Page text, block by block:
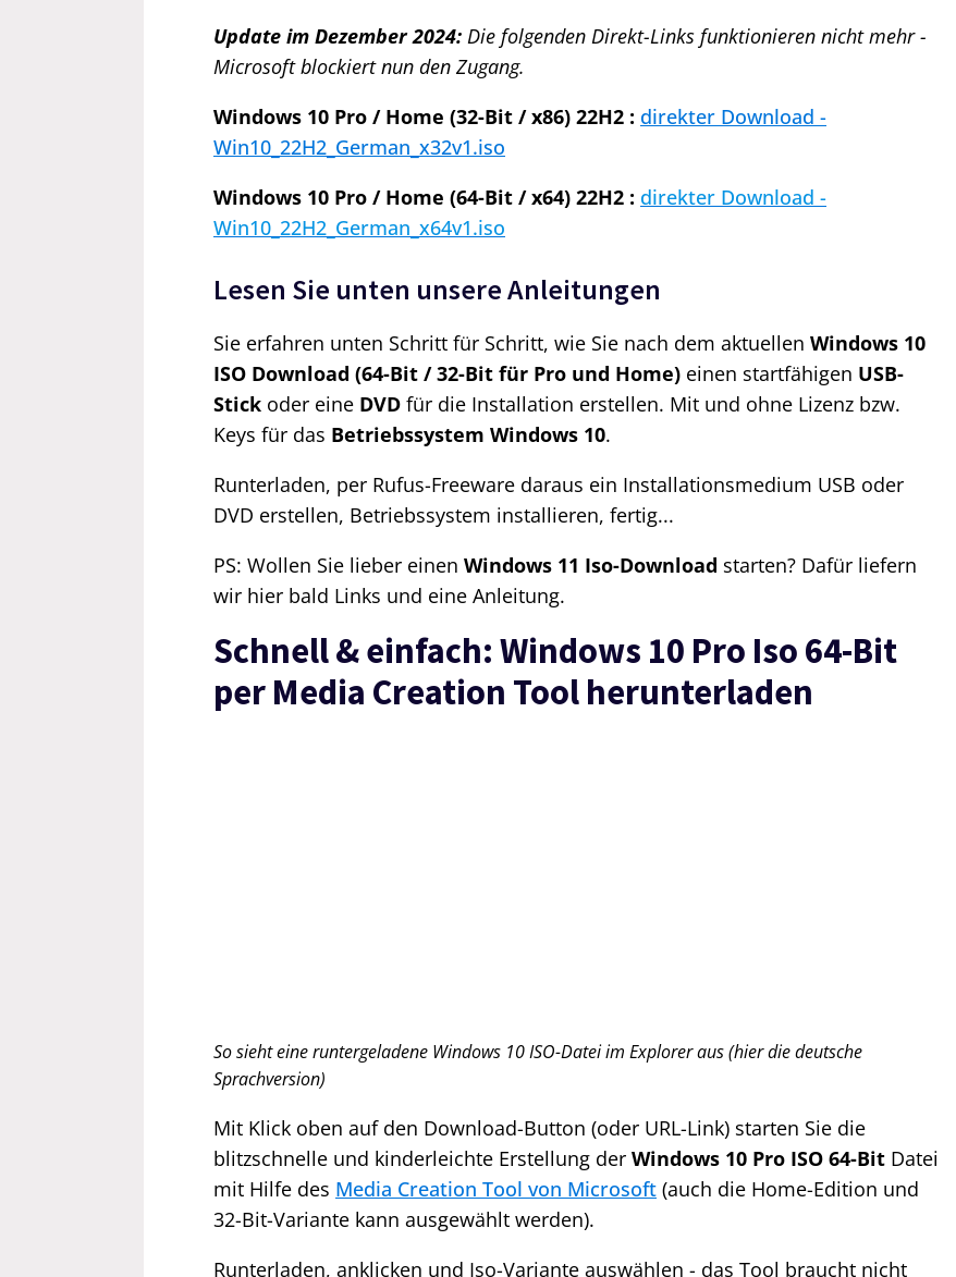
Update im Dezember 2024: Die folgenden Direkt-Links funktionieren nicht mehr -
Microsoft blockiert nun den Zugang.
Windows 10 Pro / Home (32-Bit / x86) 22H2 : direkter Download -
Win10_22H2_German_x32v1.iso
Windows 10 Pro / Home (64-Bit / x64) 22H2 : direkter Download -
Win10_22H2_German_x64v1.iso
Lesen Sie unten unsere Anleitungen
Sie erfahren unten Schritt für Schritt, wie Sie nach dem aktuellen Windows 10
ISO Download (64-Bit / 32-Bit für Pro und Home) einen startfähigen USB-
Stick oder eine DVD für die Installation erstellen. Mit und ohne Lizenz bzw.
Keys für das Betriebssystem Windows 10.
Runterladen, per Rufus-Freeware daraus ein Installationsmedium USB oder
DVD erstellen, Betriebssystem installieren, fertig...
PS: Wollen Sie lieber einen Windows 11 Iso-Download starten? Dafür liefern
wir hier bald Links und eine Anleitung.
Schnell & einfach: Windows 10 Pro Iso 64-Bit
per Media Creation Tool herunterladen
So sieht eine runtergeladene Windows 10 ISO-Datei im Explorer aus (hier die deutsche
Sprachversion)
Mit Klick oben auf den Download-Button (oder URL-Link) starten Sie die
blitzschnelle und kinderleichte Erstellung der Windows 10 Pro ISO 64-Bit Datei
mit Hilfe des Media Creation Tool von Microsoft (auch die Home-Edition und
32-Bit-Variante kann ausgewählt werden).
Runterladen, anklicken und Iso-Variante auswählen - das Tool braucht nicht